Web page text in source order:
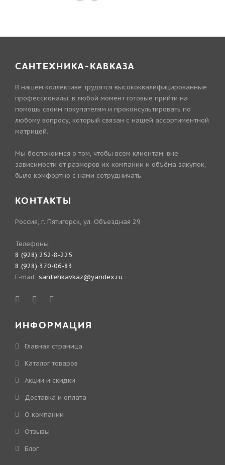
САНТЕХНИКА-КАВКАЗА
В нашем коллективе трудятся высококвалифицированные
профессионалы, в любой момент готовые прийти на
помощь своим покупателям и проконсультировать по
любому вопросу, который связан с нашей ассортиментной
матрицей.
Мы беспокоимся о том, чтобы всем клиентам, вне
зависимости от размеров их компании и объёма закупок,
было комфортно с нами сотрудничать.
КОНТАКТЫ
Россия, г. Пятигорск, ул. Объездная 29
Телефоны:
8 (928) 252-8-225
8 (928) 370-06-83
E-mail: santehkavkaz@yandex.ru
ИНФОРМАЦИЯ
Главная страница
Каталог товаров
Акции и скидки
Доставка и оплата
О компании
Отзывы
Блог